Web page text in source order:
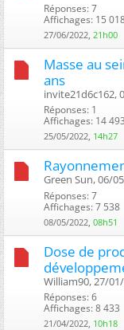
Réponses: 7
Affichages: 15
27/06/2022, 21h00
Masse au
ans
invite21d6c162,
Réponses: 1
Affichages: 14 493
25/05/2022, 14h27
Green Sun, 06/
Réponses: 7
Affichages: 7 538
08/05/2022, 08h51
Dose de
William90, 27/
Réponses: 6
Affichages: 8 433
21/04/2022, 10h18